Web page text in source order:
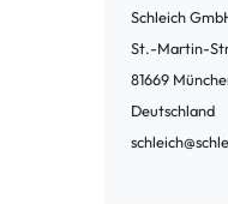
Schleich
St.-Martin-
81669
Deutschland